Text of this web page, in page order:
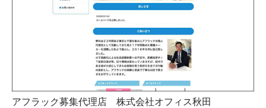
アフラック募集代理店 株式会社オフィス秋田